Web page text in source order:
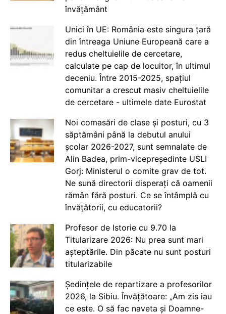
învățământ
Unici în UE: România este singura țară
din întreaga Uniune Europeană care a
redus cheltuielile de cercetare,
calculate pe cap de locuitor, în ultimul
deceniu. Între 2015-2025, spațiul
comunitar a crescut masiv cheltuielile
de cercetare - ultimele date Eurostat
Noi comasări de clase și posturi, cu 3
săptămâni până la debutul anului
școlar 2026-2027, sunt semnalate de
Alin Badea, prim-vicepreședinte USLI
Gorj: Ministerul o comite grav de tot.
Ne sună directorii disperați că oamenii
rămân fără posturi. Ce se întâmplă cu
învățătorii, cu educatorii?
Profesor de Istorie cu 9.70 la
Titularizare 2026: Nu prea sunt mari
așteptările. Din păcate nu sunt posturi
titularizabile
Ședințele de repartizare a profesorilor
2026, la Sibiu. Învățătoare: „Am zis iau
ce este. O să fac naveta și Doamne-